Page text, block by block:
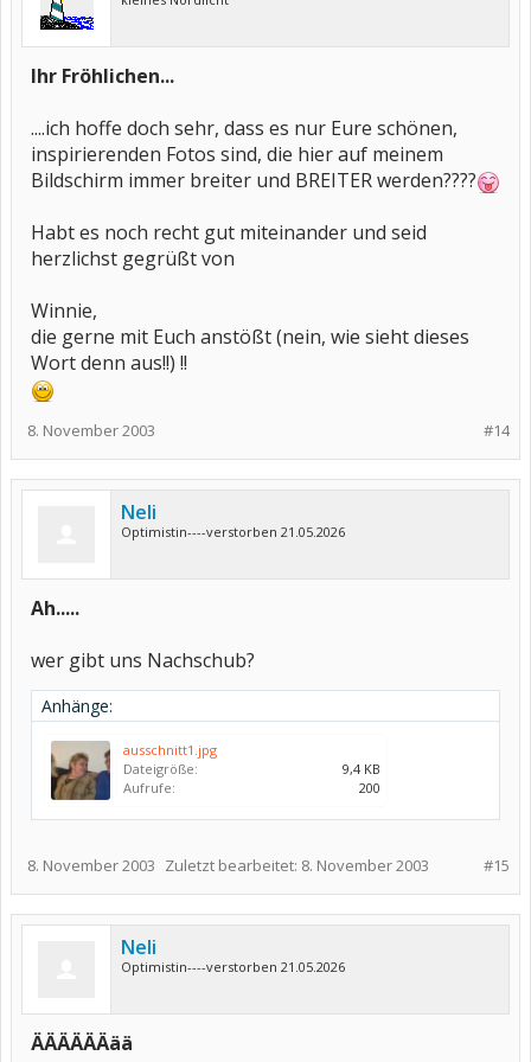
Ihr Fröhlichen...
....ich hoffe doch sehr, dass es nur Eure schönen,
inspirierenden Fotos sind, die hier auf meinem
Bildschirm immer breiter und BREITER werden????
Habt es noch recht gut miteinander und seid
herzlichst gegrüßt von
Winnie,
die gerne mit Euch anstößt (nein, wie sieht dieses
Wort denn aus!!) !!
#14
8. November 2003
Neli
Optimistin----verstorben 21.05.2026
Ah.....
wer gibt uns Nachschub?
Anhänge:
ausschnitt1.jpg
Dateigröße:
9,4 KB
Aufrufe:
200
#15
8. November 2003 Zuletzt bearbeitet: 8. November 2003
Neli
Optimistin----verstorben 21.05.2026
ÄÄÄÄÄÄää